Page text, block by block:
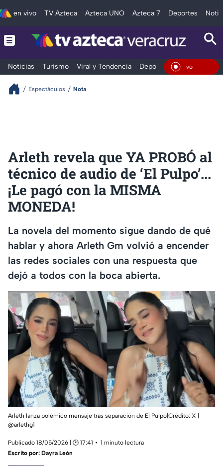
en vivo TV Azteca Azteca UNO Azteca 7 Deportes
Noticias Turismo Viral y Tendencia Deportes Espectáculos
En
Espectáculos Nota
Arleth revela que YA PROBÓ al
técnico de audio de ‘El Pulpo’...
¡Le pagó con la MISMA
MONEDA!
La novela del momento sigue dando de qué
hablar y ahora Arleth Gm volvió a encender
las redes sociales con una respuesta que
dejó a todos con la boca abierta.
Arleth lanza polémico mensaje tras separación de El Pulpo|Crédito: X |
@arlethg1
Publicado 18/05/2026 | 🕑 17:41
1 minuto lectura
Escrito por: Dayra León